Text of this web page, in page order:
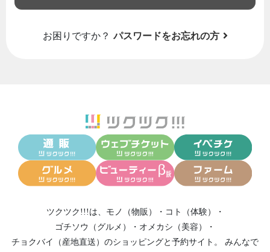
お困りですか？ パスワードをお忘れの方
ツクツク!!!は、 モノ（物販） ・ コト（体験）
・
ゴチソウ（グルメ）
・ オメカシ（美容）
・
チョクバイ（産地直送） のショッピングと予約サイト。
みんなで